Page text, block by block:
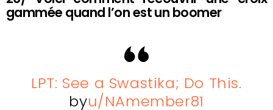
gammée quand l’on est un boomer
LPT: See a Swastika; Do This.
byu/NAmember81